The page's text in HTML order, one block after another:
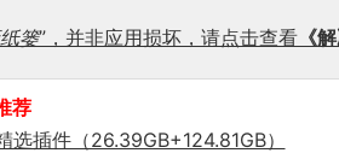
篓”，并非应用损坏，请点击查看 《
荐
插件（26.39GB+124.81GB）